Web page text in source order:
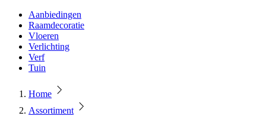
Aanbiedingen
Raamdecoratie
Vloeren
Verlichting
Verf
Tuin
Home
Assortiment